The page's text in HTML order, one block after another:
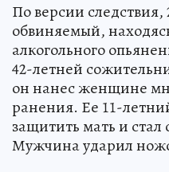
По версии следствия,
обвиняемый,
алкогольного
42-летней
он нанес женщине
ранения. Ее 11-
защитить мать и
Мужчина ударил